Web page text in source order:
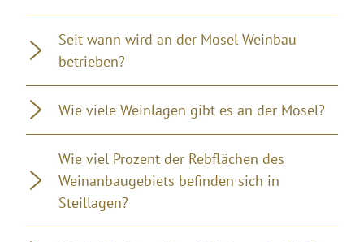
Seit wann wird an der Mosel Weinbau
betrieben?
Wie viele Weinlagen gibt es an der Mosel?
Wie viel Prozent der Rebflächen des
Weinanbaugebiets befinden sich in
Steillagen?